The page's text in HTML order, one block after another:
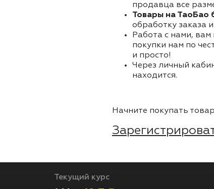
продавца все
Товары на ТаоБао
обработку заказа
Работа с нами, вам
покупки нам по
и просто!
Через личный
находится.
Начните покупать
Текущий курс